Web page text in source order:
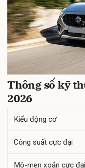
Thông số kỹ
2026
Kiểu động cơ
Công suất cực đại
Mô-men xoắn cực đại